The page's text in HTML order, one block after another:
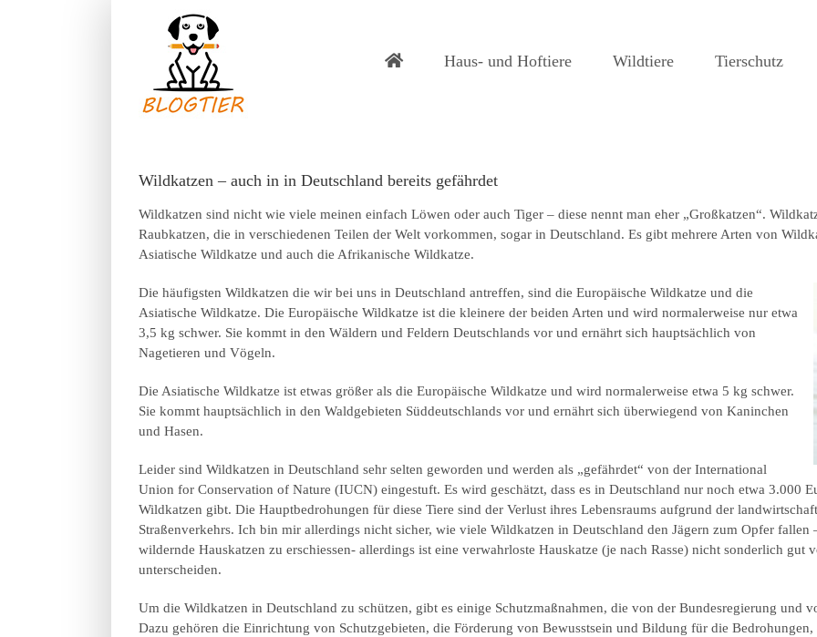
Haus- und Hoftiere Wildtiere Tierschutz
Wildkatzen – auch in in Deutschland bereits gefährdet
Wildkatzen sind nicht wie viele meinen einfach Löwen oder auch Tiger – diese nennt man eher „Großkatzen“.
Raubkatzen, die in verschiedenen Teilen der Welt vorkommen, sogar in Deutschland. Es gibt mehrere Arten von
Asiatische Wildkatze und auch die Afrikanische Wildkatze.
Die häufigsten Wildkatzen die wir bei uns in Deutschland antreffen, sind die Europäische Wildkatze und die
Asiatische Wildkatze. Die Europäische Wildkatze ist die kleinere der beiden Arten und wird normalerweise nur etwa
3,5 kg schwer. Sie kommt in den Wäldern und Feldern Deutschlands vor und ernährt sich hauptsächlich von
Nagetieren und Vögeln.
Die Asiatische Wildkatze ist etwas größer als die Europäische Wildkatze und wird normalerweise etwa 5 kg schwer.
Sie kommt hauptsächlich in den Waldgebieten Süddeutschlands vor und ernährt sich überwiegend von Kaninchen
und Hasen.
Leider sind Wildkatzen in Deutschland sehr selten geworden und werden als „gefährdet“ von der International
Union for Conservation of Nature (IUCN) eingestuft. Es wird geschätzt, dass es in Deutschland nur noch etwa 3.000
Wildkatzen gibt. Die Hauptbedrohungen für diese Tiere sind der Verlust ihres Lebensraums aufgrund der
Straßenverkehrs. Ich bin mir allerdings nicht sicher, wie viele Wildkatzen in Deutschland den Jägern zum Opfer
wildernde Hauskatzen zu erschiessen- allerdings ist eine verwahrloste Hauskatze (je nach Rasse) nicht sonderlich gut
unterscheiden.
Um die Wildkatzen in Deutschland zu schützen, gibt es einige Schutzmaßnahmen, die von der Bundesregierung und
Dazu gehören die Einrichtung von Schutzgebieten, die Förderung von Bewusstsein und Bildung für die Bedrohungen,